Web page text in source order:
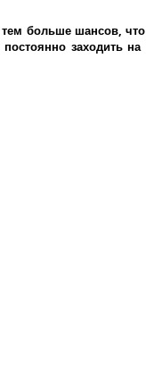
больше шансов, что
заходить на